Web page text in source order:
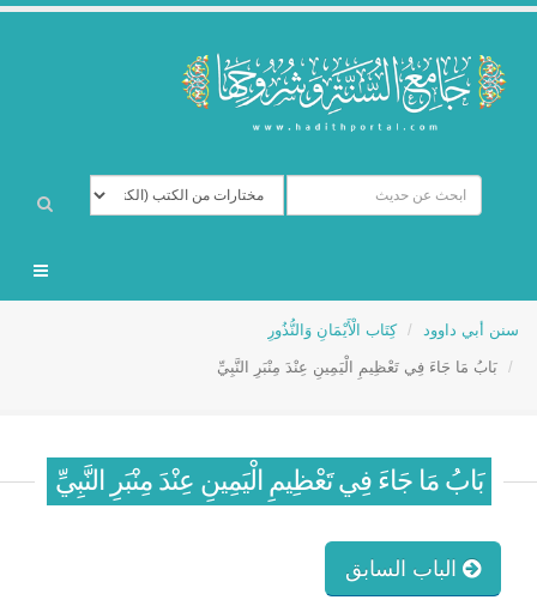
سنن أبي داوود كِتَاب الْأَيْمَانِ وَالنُّذُورِ
بَابُ مَا جَاءَ فِي تَعْظِيمِ الْيَمِينِ عِنْدَ مِنْبَرِ النَّبِيِّ
بَابُ مَا جَاءَ فِي تَعْظِيمِ الْيَمِينِ عِنْدَ مِنْبَرِ النَّبِيِّ
الباب السابق